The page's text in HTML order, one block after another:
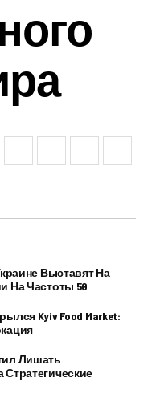
Выставят На
На Частоты 5G
Kyiv Food Market:
Лишать
Стратегические